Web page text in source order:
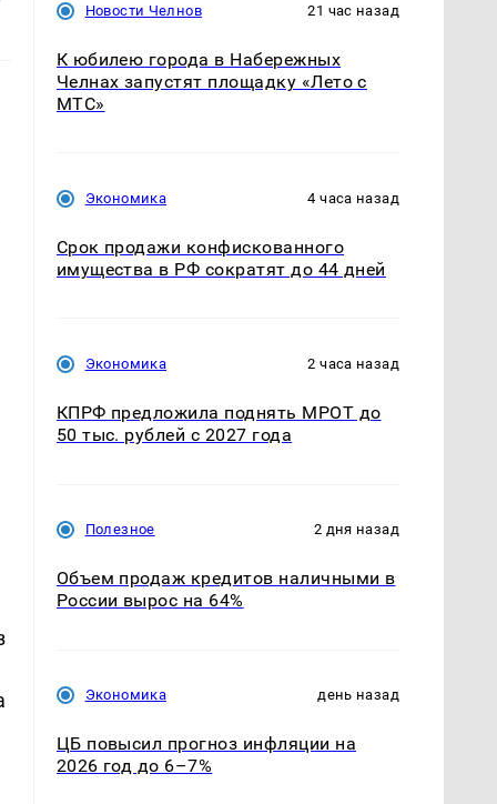
Новости Челнов 21 час назад
К юбилею города в Набережных
Челнах запустят площадку «Лето с
МТС»
Экономика 4 часа назад
Срок продажи конфискованного
имущества в РФ сократят до 44 дней
Экономика 2 часа назад
КПРФ предложила поднять МРОТ до
50 тыс. рублей с 2027 года
Полезное 2 дня назад
Объем продаж кредитов наличными в
России вырос на 64%
Экономика день назад
ЦБ повысил прогноз инфляции на
2026 год до 6–7%